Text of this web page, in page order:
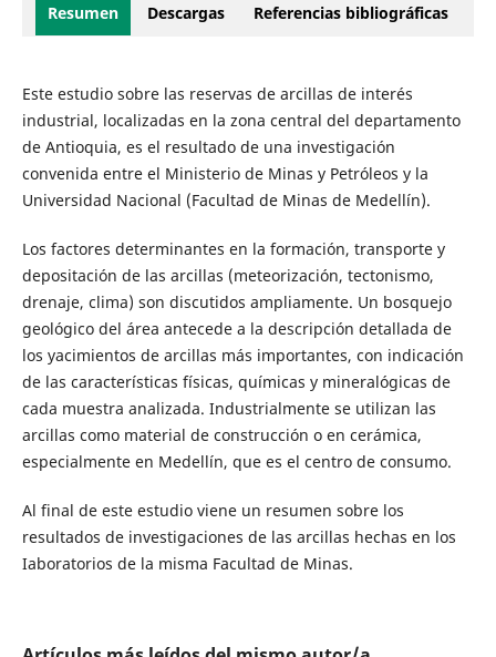
Resumen Descargas Referencias bibliográficas
Este estudio sobre las reservas de arcillas de interés
industrial, localizadas en la zona central del departamento
de Antioquia, es el resultado de una investigación
convenida entre el Ministerio de Minas y Petróleos y la
Universidad Nacional (Facultad de Minas de Medellín).
Los factores determinantes en la formación, transporte y
depositación de las arcillas (meteorización, tectonismo,
drenaje, clima) son discutidos ampliamente. Un bosquejo
geológico del área antecede a la descripción detallada de
los yacimientos de arcillas más importantes, con indicación
de las características físicas, químicas y mineralógicas de
cada muestra analizada. Industrialmente se utilizan las
arcillas como material de construcción o en cerámica,
especialmente en Medellín, que es el centro de consumo.
Al final de este estudio viene un resumen sobre los
resultados de investigaciones de las arcillas hechas en los
Iaboratorios de la misma Facultad de Minas.